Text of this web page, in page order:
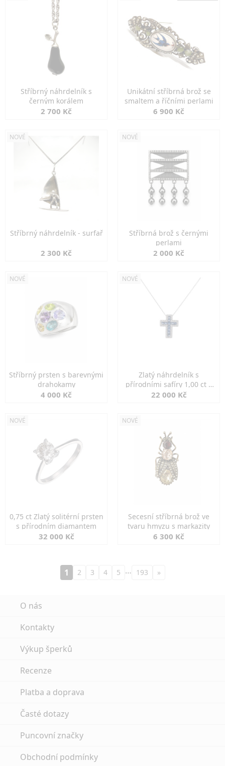
Stříbrný náhrdelník s
černým korálem
2 700 Kč
Unikátní stříbrná brož se
smaltem a říčními perlami
6 900 Kč
NOVÉ
Stříbrný náhrdelník - surfař
2 300 Kč
NOVÉ
Stříbrná brož s černými
perlami
2 000 Kč
NOVÉ
Stříbrný prsten s barevnými
drahokamy
4 000 Kč
NOVÉ
Zlatý náhrdelník s
přírodními safíry 1,00 ct a
diamanty
22 000 Kč
NOVÉ
0,75 ct Zlatý solitérní prsten
s přírodním diamantem
32 000 Kč
NOVÉ
Secesní stříbrná brož ve
tvaru hmyzu s markazity
6 300 Kč
1 2 3 4 5 … 193 »
O nás
Kontakty
Výkup šperků
Recenze
Platba a doprava
Časté dotazy
Puncovní značky
Obchodní podmínky